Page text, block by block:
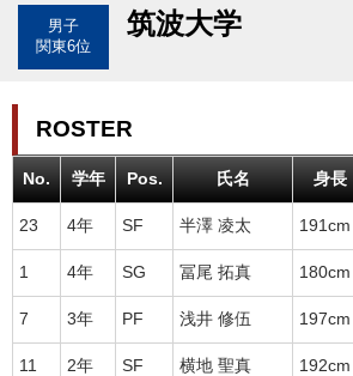
男子
関東6位
筑波大学
ROSTER
No. 学年 Pos. 氏名 身長
23 4年 SF 半澤 凌太 191cm
1 4年 SG 冨尾 拓真 180cm
7 3年 PF 浅井 修伍 197cm
11 2年 SF 横地 聖真 192cm